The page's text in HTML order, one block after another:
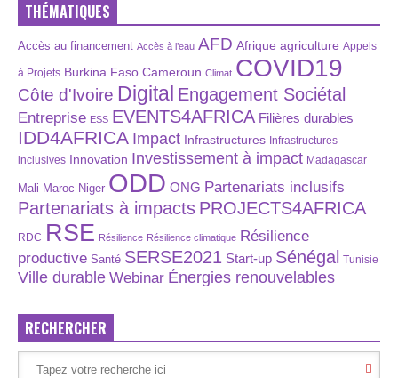
THÉMATIQUES
Accès au financement Accès à l’eau AFD Afrique agriculture Appels
à Projets Burkina Faso Cameroun Climat COVID19
Côte d'Ivoire Digital Engagement Sociétal
Entreprise ESS EVENTS4AFRICA Filières durables
IDD4AFRICA Impact Infrastructures Infrastructures
inclusives Innovation Investissement à impact Madagascar
Mali Maroc Niger ODD ONG Partenariats inclusifs
Partenariats à impacts PROJECTS4AFRICA
RDC RSE Résilience Résilience climatique Résilience
productive Santé SERSE2021 Start-up Sénégal Tunisie
Ville durable Webinar Énergies renouvelables
RECHERCHER